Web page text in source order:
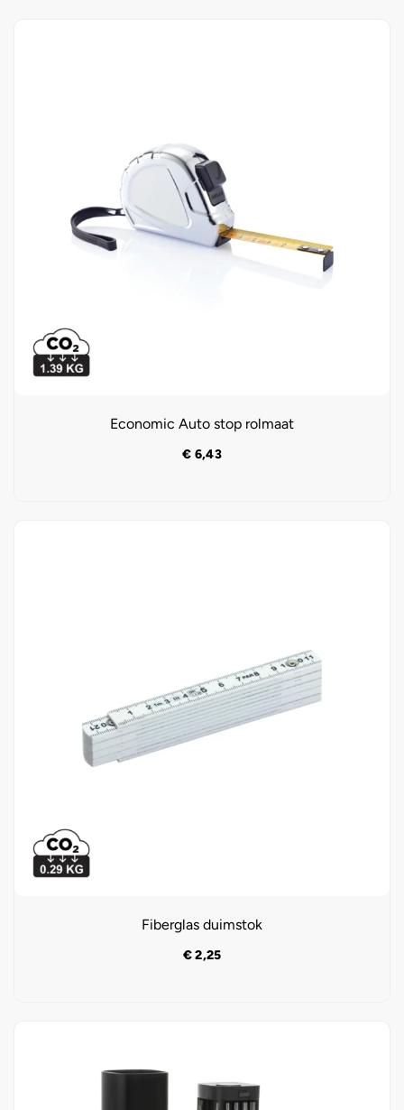
Economic Auto stop rolmaat
€ 6,43
Fiberglas duimstok
€2,25